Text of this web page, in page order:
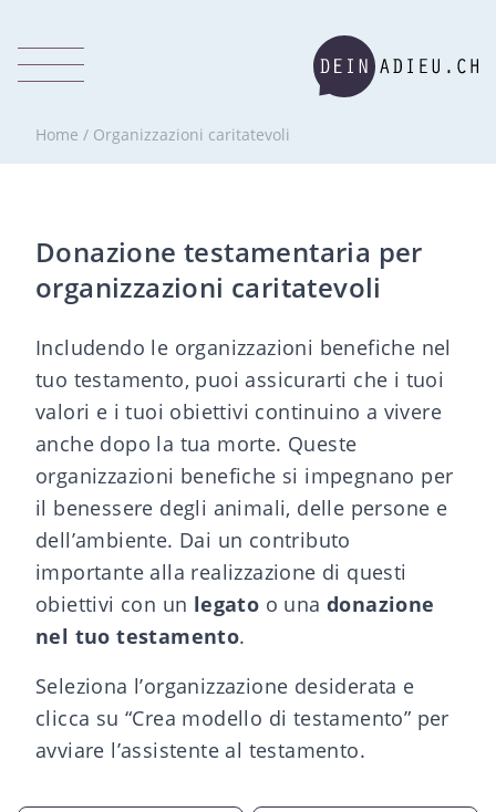
Home / Organizzazioni caritatevoli
Donazione testamentaria per
organizzazioni caritatevoli
Includendo le organizzazioni benefiche nel
tuo testamento, puoi assicurarti che i tuoi
valori e i tuoi obiettivi continuino a vivere
anche dopo la tua morte. Queste
organizzazioni benefiche si impegnano per
il benessere degli animali, delle persone e
dell’ambiente. Dai un contributo
importante alla realizzazione di questi
obiettivi con un legato o unadonazione
nel tuo testamento.
Seleziona l’organizzazione desiderata e
clicca su “Crea modello di testamento” per
avviare l’assistente al testamento.